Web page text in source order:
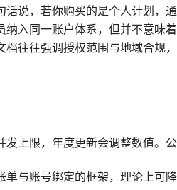
说，若你购买的是个人计划，
入同一账户体系，但并不意味
往往强调授权范围与地域合规
发上限，年度更新会调整数值。
单与账号绑定的框架，理论上可